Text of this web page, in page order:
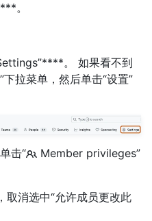
。
。 如果看不到
”下拉菜单，然后单击“设置”
击“
Member privileges”
取消选中“允许成员更改此